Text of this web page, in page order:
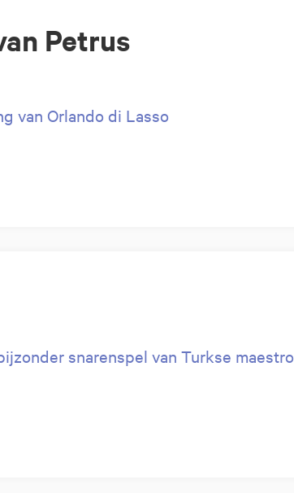
Petrus
van Orlando di Lasso
snarenspel van Turkse maestro